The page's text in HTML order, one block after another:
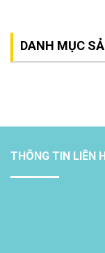
DANH MỤC
THÔNG TIN LIÊN